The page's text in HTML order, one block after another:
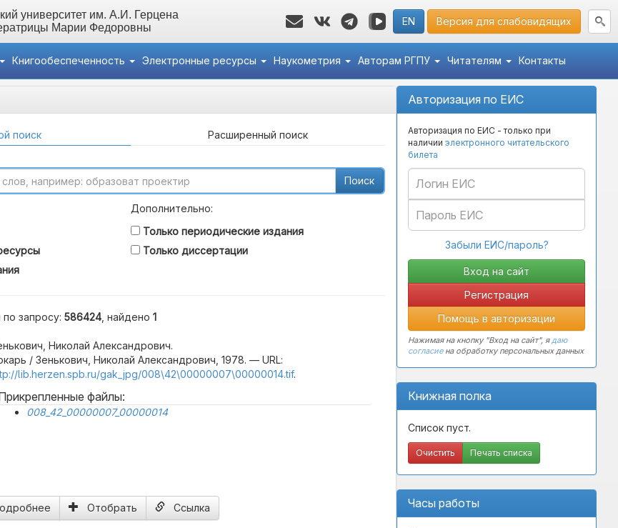
университет им. А.И. Герцена
Марии Федоровны
EN Версия для слабовидящих
Книгообеспеченность Электронные ресурсы Наукометрия Авторам РГПУ Читателям Контакты
Авторизация по ЕИС
Авторизация по ЕИС - только при
наличии электронного читательского
билета
Забыли ЕИС/пароль?
Регистрация
Помощь в авторизации
Нажимая на кнопку "Вход на сайт", ядаю
согласиена обработку персональных данных
Книжная полка
Список пуст.
Очистить Печать списка
Часы работы
поиск Расширенный поиск
Поиск
Дополнительно:
Только периодические издания
Только диссертации
запросу: 586424 , найдено 1
Николай Александрович.
/ Зенькович, Николай Александрович, 1978. — URL:
lib.herzen.spb.ru/gak_jpg/008\42\00000007\00000014.tif.
файлы:
008_42_00000007_00000014
Отобрать Ссылка